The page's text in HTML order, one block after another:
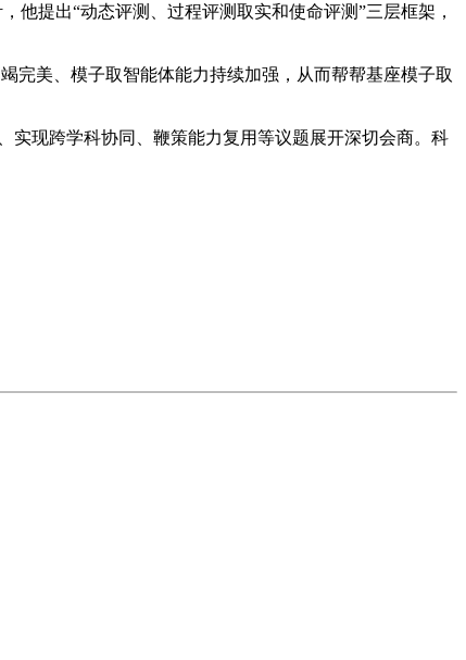
提出“动态评测、过程评测取实和使命评测”三层框架，
美、模子取智能体能力持续加强，从而帮帮基座模子取
现跨学科协同、鞭策能力复用等议题展开深切会商。科